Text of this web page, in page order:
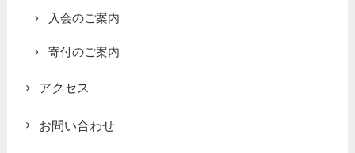
入会のご案内
寄付のご案内
アクセス
お問い合わせ